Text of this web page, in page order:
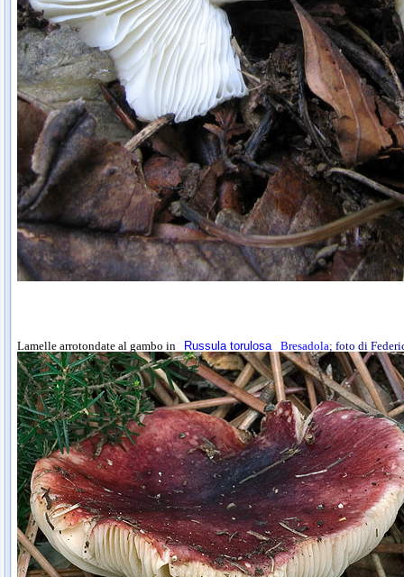
Lamelle arrotondate al gambo in Russula torulosa Bresadola; foto di